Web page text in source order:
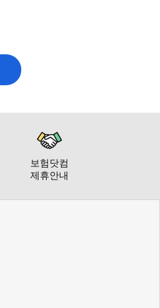
보험닷컴
제휴안내